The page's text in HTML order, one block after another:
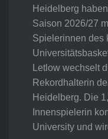
Heidelberg
Saison 2026/27
Spielerinnen des
Letlow wechselt
Rekordhalterin
Heidelberg. Die
Innenspielerin
University und